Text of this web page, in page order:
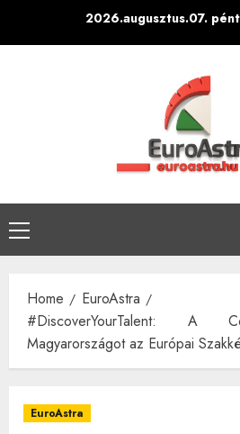
2026.augusztus.07.
Primary
Menu
Home
EuroAstra
#DiscoverYourTalent: A
Magyarországot az Európai
EuroAstra